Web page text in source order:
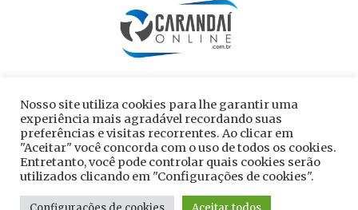
Todos os direitos reservados ao site
Nosso site utiliza cookies para lhe garantir uma
experiência mais agradável recordando suas
preferências e visitas recorrentes. Ao clicar em
"Aceitar" você concorda com o uso de todos os cookies.
Entretanto, você pode controlar quais cookies serão
utilizados clicando em "Configurações de cookies".